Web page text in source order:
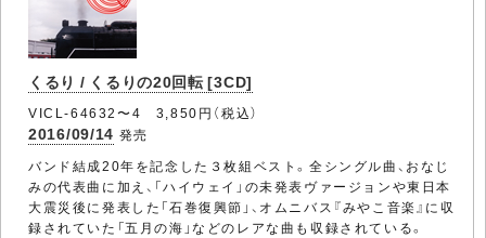
くるり / くるりの20回転 [3CD]
VICL-64632〜4 3,850円（税込）
2016/09/14 発売
バンド結成20年を記念した３枚組ベスト。全シングル曲、おなじ
みの代表曲に加え、「ハイウェイ」の未発表ヴァージョンや東日本
大震災後に発表した「石巻復興節」、オムニバス『みやこ音楽』に収
録されていた「五月の海」などのレアな曲も収録されている。